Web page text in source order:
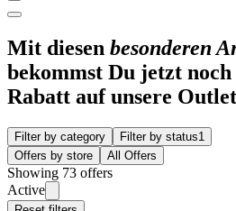
Mit diesen besonderen
bekommst Du jetzt
Rabatt auf unsere
Filter by category Filter by status1
Offers by store
All Offers
Showing 73 offers
Active